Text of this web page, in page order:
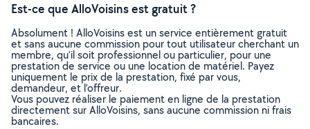
Est-ce que AlloVoisins est gratuit ?
Absolument ! AlloVoisins est un service entièrement gratuit
et sans aucune commission pour tout utilisateur cherchant un
membre, qu’il soit professionnel ou particulier, pour une
prestation de service ou une location de matériel. Payez
uniquement le prix de la prestation, fixé par vous,
demandeur, et l’offreur.
Vous pouvez réaliser le paiement en ligne de la prestation
directement sur AlloVoisins, sans aucune commission ni frais
bancaires.